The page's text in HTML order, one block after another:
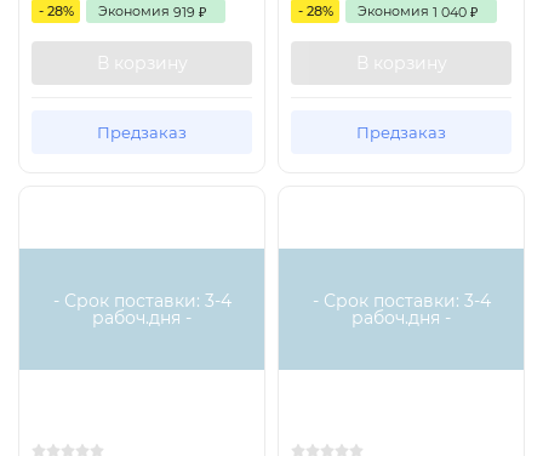
- 28% Экономия 919 ₽
В корзину
Предзаказ
- 28% Экономия 1 040 ₽
В корзину
Предзаказ
- Срок поставки: 3-4
рабоч.дня -
- Срок поставки: 3-4
рабоч.дня -